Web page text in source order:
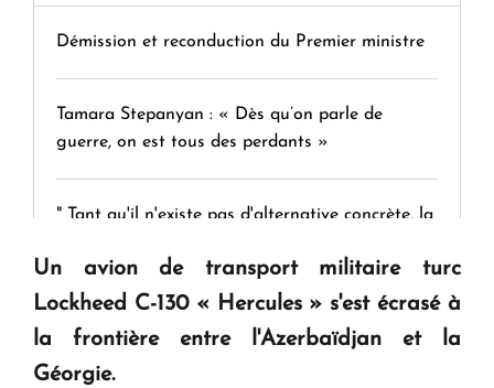
Démission et reconduction du Premier ministre
Tamara Stepanyan : « Dès qu’on parle de
guerre, on est tous des perdants »
" Tant qu'il n'existe pas d'alternative concrète, la
KASA : 30 ans d'audace, de résilience et d'avenir
en Arménie
Un avion de transport militaire turc
Lockheed C-130 « Hercules » s'est écrasé à
la frontière entre l'Azerbaïdjan et la
Géorgie.